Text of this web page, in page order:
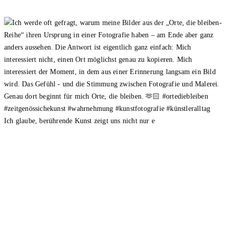
Ich glaube, berührende Kunst zeigt uns nicht nur e